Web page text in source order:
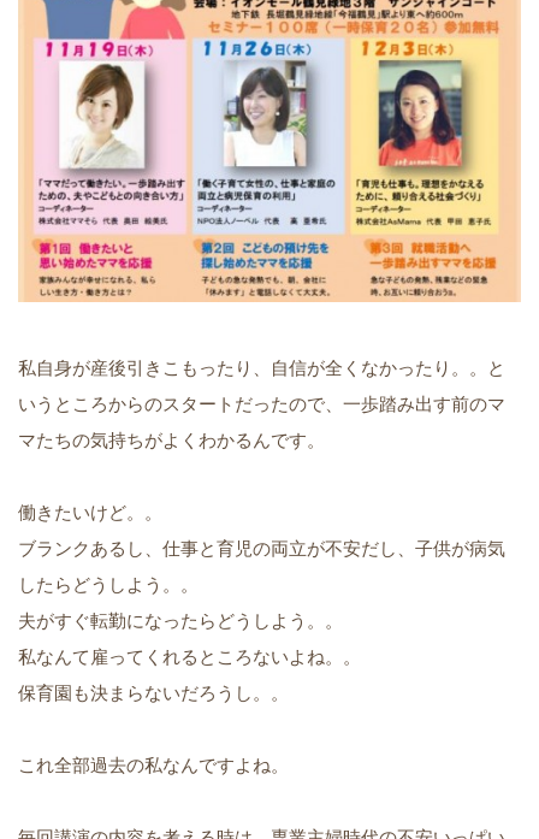
私自身が産後引きこもったり、自信が全くなかったり。。と
いうところからのスタートだったので、一歩踏み出す前のマ
マたちの気持ちがよくわかるんです。
働きたいけど。。
ブランクあるし、仕事と育児の両立が不安だし、子供が病気
したらどうしよう。。
夫がすぐ転勤になったらどうしよう。。
私なんて雇ってくれるところないよね。。
保育園も決まらないだろうし。。
これ全部過去の私なんですよね。